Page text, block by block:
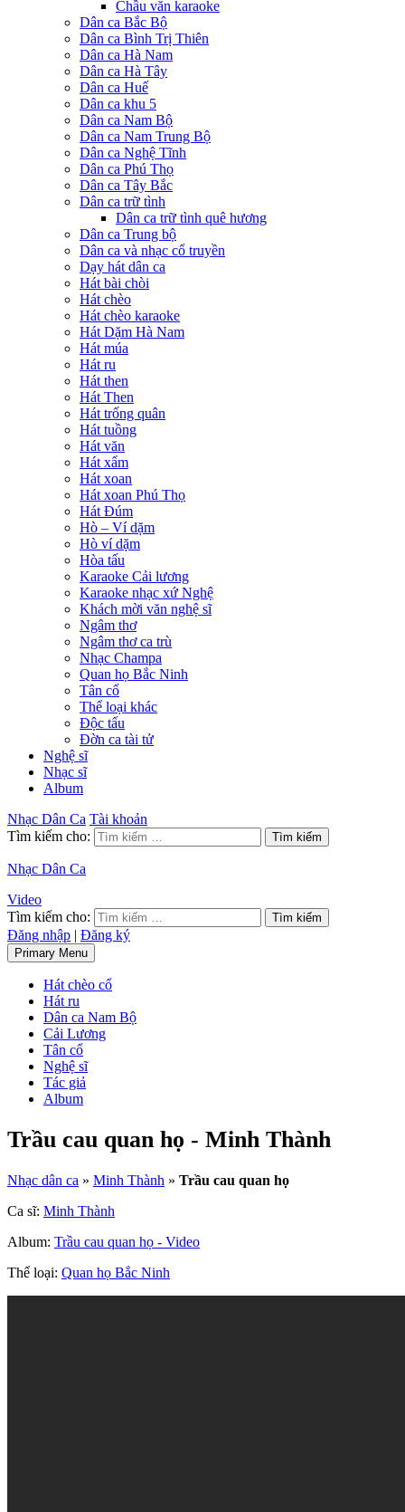
Chầu văn karaoke
Dân ca Bắc Bộ
Dân ca Bình Trị Thiên
Dân ca Hà Nam
Dân ca Hà Tây
Dân ca Huế
Dân ca khu 5
Dân ca Nam Bộ
Dân ca Nam Trung Bộ
Dân ca Nghệ Tĩnh
Dân ca Phú Thọ
Dân ca Tây Bắc
Dân ca trữ tình
Dân ca trữ tình quê hương
Dân ca Trung bộ
Dân ca và nhạc cổ truyền
Dạy hát dân ca
Hát bài chòi
Hát chèo
Hát chèo karaoke
Hát Dặm Hà Nam
Hát múa
Hát ru
Hát then
Hát Then
Hát trống quân
Hát tuồng
Hát văn
Hát xẩm
Hát xoan
Hát xoan Phú Thọ
Hát Đúm
Hò – Ví dặm
Hò ví dặm
Hòa tấu
Karaoke Cải lương
Karaoke nhạc xứ Nghệ
Khách mời văn nghệ sĩ
Ngâm thơ
Ngâm thơ ca trù
Nhạc Champa
Quan họ Bắc Ninh
Tân cổ
Thể loại khác
Độc tấu
Đờn ca tài tử
Nghệ sĩ
Nhạc sĩ
Album
Nhạc Dân Ca Tài khoản
Tìm kiếm cho:
Nhạc Dân Ca
Video
Tìm kiếm cho:
Đăng nhập | Đăng ký
Primary Menu
Hát chèo cổ
Hát ru
Dân ca Nam Bộ
Cải Lương
Tân cổ
Nghệ sĩ
Tác giả
Album
Trầu cau quan họ - Minh Thành
Nhạc dân ca » Minh Thành » Trầu cau quan họ
Ca sĩ: Minh Thành
Album: Trầu cau quan họ - Video
Thể loại: Quan họ Bắc Ninh